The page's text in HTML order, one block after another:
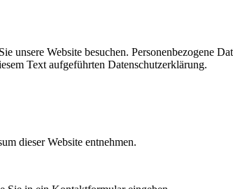
Website besuchen. Personenbezogene
Text aufgeführten Datenschutzerklärung.
dieser Website entnehmen.